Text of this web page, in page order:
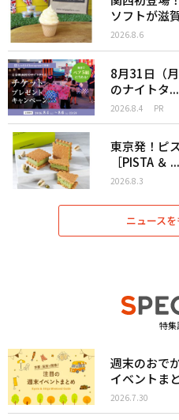
ソフトが滋
2026.8.6
8月31日（
のナイトタ...
2026.8.4 PR
東京発！ピ
［PISTA ＆ ...
2026.8.3
ニュース
特集
週末のおで
イベントま
2026.7.30